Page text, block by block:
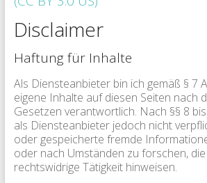
Disclaimer
Haftung für Inhalte
Als Diensteanbieter bin ich gemäß § 7
eigene Inhalte auf diesen Seiten nach
Gesetzen verantwortlich. Nach §§ 8
als Diensteanbieter jedoch nicht
oder gespeicherte fremde
oder nach Umständen zu forschen,
rechtswidrige Tätigkeit hinweisen.